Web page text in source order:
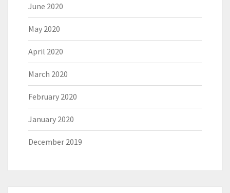
June 2020
May 2020
April 2020
March 2020
February 2020
January 2020
December 2019